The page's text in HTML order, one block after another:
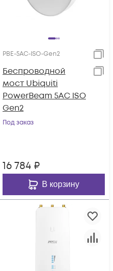
PBE-5AC-ISO-Gen2
Беспроводной
мост Ubiquiti
PowerBeam 5AC ISO
Gen2
Под заказ
16 784 ₽
В корзину